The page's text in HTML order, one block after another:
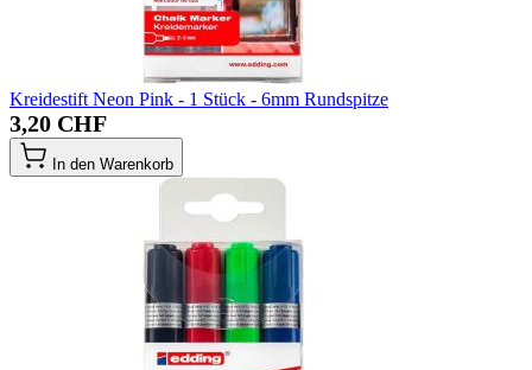
Kreidestift Neon Pink - 1 Stück - 6mm Rundspitze
3,20 CHF
In den Warenkorb